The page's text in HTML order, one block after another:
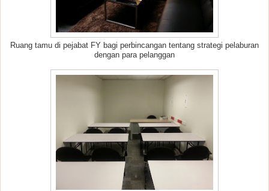
Ruang tamu di pejabat FY bagi perbincangan tentang strategi pelaburan
dengan para pelanggan